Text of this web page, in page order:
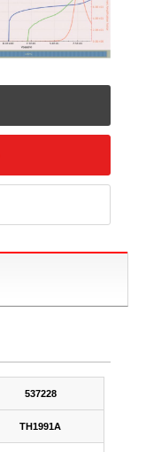
537228
TH1991A